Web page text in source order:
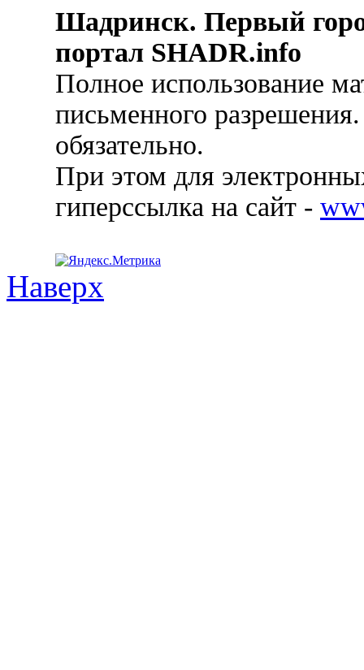
Шадринск. Первый
портал SHADR.info
Полное использование
письменного
обязательно.
При этом для
гиперссылка на сайт -
Наверх